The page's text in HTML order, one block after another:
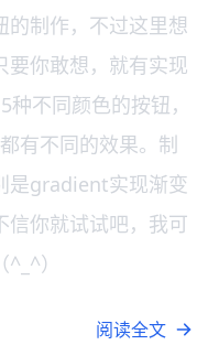
的制作，不过这里想
要你敢想，就有实现
不同颜色的按钮，
有不同的效果。制
是gradient实现渐变
信你就试试吧，我可
）
阅读全文